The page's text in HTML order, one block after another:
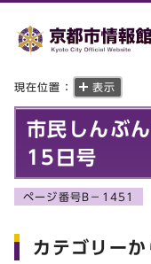
現在位置： 表示
市民しんぶ
15日号
ページ番号B－1451
カテゴリーか